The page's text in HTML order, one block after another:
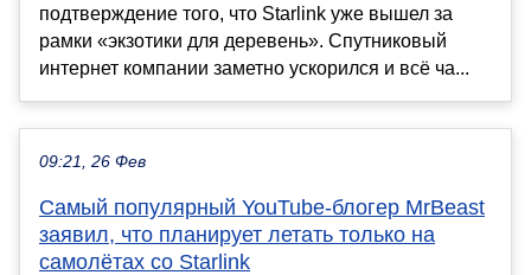
подтверждение того, что Starlink уже вышел за
рамки «экзотики для деревень». Спутниковый
интернет компании заметно ускорился и всё ча...
09:21, 26 Фев
Самый популярный YouTube-блогер MrBeast
заявил, что планирует летать только на
самолётах со Starlink